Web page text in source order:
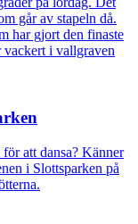
går av stapeln då.
har gjort den finaste
i vallgraven
att dansa? Känner
i Slottsparken på